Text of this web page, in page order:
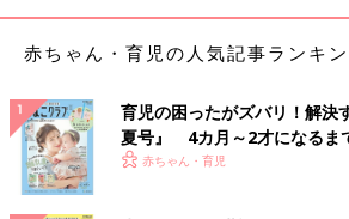
赤ちゃん・育児の人気記事ランキ
育児の困ったがズバリ！解決
夏号』 4カ月～2才になるま
いっぱい！
赤ちゃん・育児